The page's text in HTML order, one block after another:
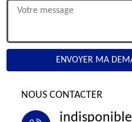
NOUS CONTACTER
indisponible